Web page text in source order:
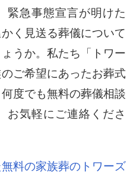
緊急事態宣言が明けた
く見送る葬儀について
うか。私たち「トワー
ご希望にあったお葬式
度でも無料の葬儀相談
お気軽にご連絡くださ
料の家族葬のトワーズ